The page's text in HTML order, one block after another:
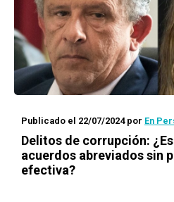
Publicado el 22/07/2024por En
Delitos de corrupción:
acuerdos abreviados sin
efectiva?